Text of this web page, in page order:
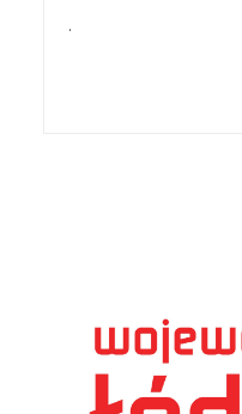
.